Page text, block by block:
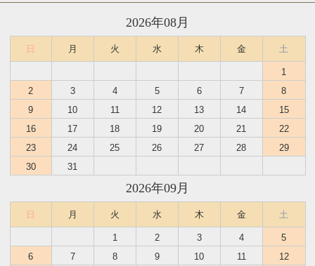
2026年08月
日 月 火 水 木 金 土
1
2
3 4 5 6 7
8
9
10 11 12 13 14
15
16
17 18 19 20 21
22
23
24 25 26 27 28
29
30
31
2026年09月
日 月 火 水 木 金 土
1 2 3 4
5
6
7 8 9 10 11
12